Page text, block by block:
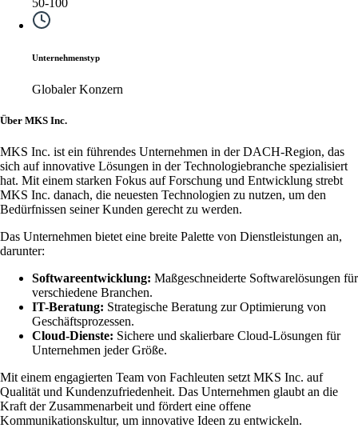
50-100
Unternehmenstyp
Globaler Konzern
Über MKS Inc.
MKS Inc. ist ein führendes Unternehmen in der DACH-Region, das
sich auf innovative Lösungen in der Technologiebranche spezialisiert
hat. Mit einem starken Fokus auf Forschung und Entwicklung strebt
MKS Inc. danach, die neuesten Technologien zu nutzen, um den
Bedürfnissen seiner Kunden gerecht zu werden.
Das Unternehmen bietet eine breite Palette von Dienstleistungen an,
darunter:
Softwareentwicklung: Maßgeschneiderte Softwarelösungen für
verschiedene Branchen.
IT-Beratung: Strategische Beratung zur Optimierung von
Geschäftsprozessen.
Cloud-Dienste: Sichere und skalierbare Cloud-Lösungen für
Unternehmen jeder Größe.
Mit einem engagierten Team von Fachleuten setzt MKS Inc. auf
Qualität und Kundenzufriedenheit. Das Unternehmen glaubt an die
Kraft der Zusammenarbeit und fördert eine offene
Kommunikationskultur, um innovative Ideen zu entwickeln.